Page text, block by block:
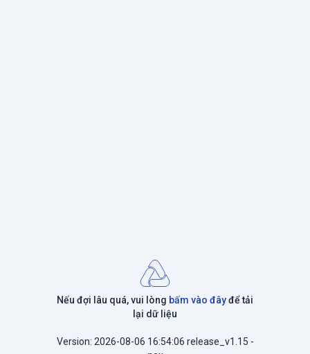
Nếu đợi lâu quá, vui lòng bấm vào đâyđể tải
lại dữ liệu
Version: 2026-08-06 16:54:06 release_v1.15 -